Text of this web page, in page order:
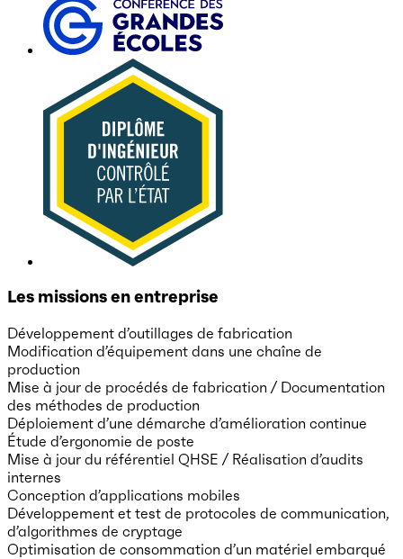
Les missions en entreprise
Développement d’outillages de fabrication
Modification d’équipement dans une chaîne de
production
Mise à jour de procédés de fabrication / Documentation
des méthodes de production
Déploiement d’une démarche d’amélioration continue
Étude d’ergonomie de poste
Mise à jour du référentiel QHSE / Réalisation d’audits
internes
Conception d’applications mobiles
Développement et test de protocoles de communication,
d’algorithmes de cryptage
Optimisation de consommation d’un matériel embarqué